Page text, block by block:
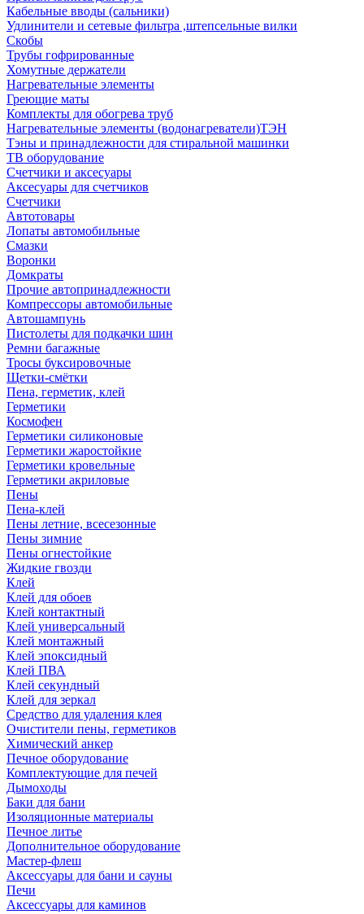
Кабельные вводы (сальники)
Удлинители и сетевые фильтра ,штепсельные вилки
Скобы
Трубы гофрированные
Хомутные держатели
Нагревательные элементы
Греющие маты
Комплекты для обогрева труб
Нагревательные элементы (водонагреватели)ТЭН
Тэны и принадлежности для стиральной машинки
ТВ оборудование
Счетчики и аксесуары
Аксесуары для счетчиков
Счетчики
Автотовары
Лопаты автомобильные
Смазки
Воронки
Домкраты
Прочие автопринадлежности
Компрессоры автомобильные
Автошампунь
Пистолеты для подкачки шин
Ремни багажные
Тросы буксировочные
Щетки-смётки
Пена, герметик, клей
Герметики
Космофен
Герметики силиконовые
Герметики жаростойкие
Герметики кровельные
Герметики акриловые
Пены
Пена-клей
Пены летние, всесезонные
Пены зимние
Пены огнестойкие
Жидкие гвозди
Клей
Клей для обоев
Клей контактный
Клей универсальный
Клей монтажный
Клей эпоксидный
Клей ПВА
Клей секундный
Клей для зеркал
Средство для удаления клея
Очистители пены, герметиков
Химический анкер
Печное оборудование
Комплектующие для печей
Дымоходы
Баки для бани
Изоляционные материалы
Печное литье
Дополнительное оборудование
Мастер-флеш
Аксессуары для бани и сауны
Печи
Аксессуары для каминов